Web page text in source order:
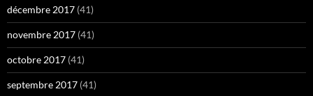
décembre 2017 (41)
novembre 2017 (41)
octobre 2017 (41)
septembre 2017 (41)